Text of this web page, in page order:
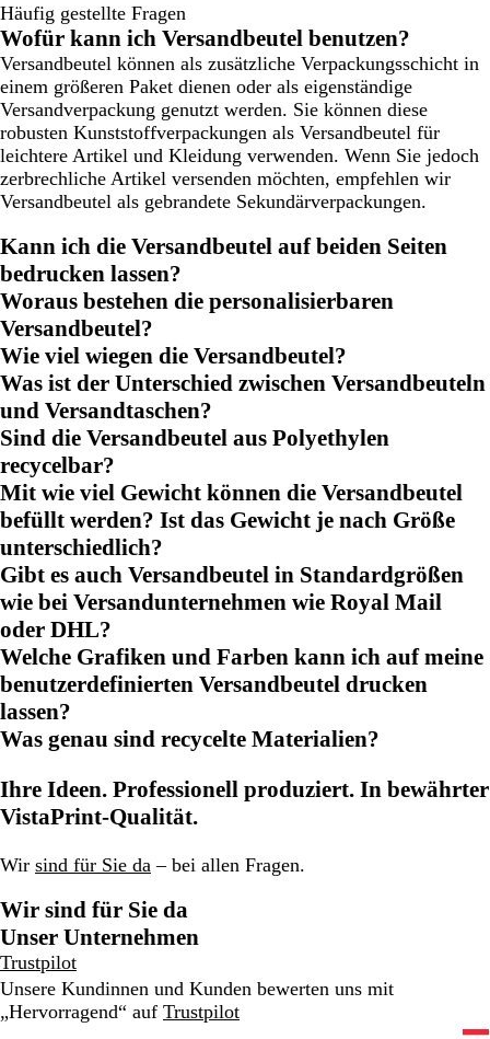
Häufig gestellte Fragen
Wofür kann ich Versandbeutel benutzen?
Versandbeutel können als zusätzliche Verpackungsschicht in
einem größeren Paket dienen oder als eigenständige
Versandverpackung genutzt werden. Sie können diese
robusten Kunststoffverpackungen als Versandbeutel für
leichtere Artikel und Kleidung verwenden. Wenn Sie jedoch
zerbrechliche Artikel versenden möchten, empfehlen wir
Versandbeutel als gebrandete Sekundärverpackungen.
Kann ich die Versandbeutel auf beiden Seiten
bedrucken lassen?
Woraus bestehen die personalisierbaren
Versandbeutel?
Wie viel wiegen die Versandbeutel?
Was ist der Unterschied zwischen Versandbeuteln
und Versandtaschen?
Sind die Versandbeutel aus Polyethylen
recycelbar?
Mit wie viel Gewicht können die Versandbeutel
befüllt werden? Ist das Gewicht je nach Größe
unterschiedlich?
Gibt es auch Versandbeutel in Standardgrößen
wie bei Versandunternehmen wie Royal Mail
oder DHL?
Welche Grafiken und Farben kann ich auf meine
benutzerdefinierten Versandbeutel drucken
lassen?
Was genau sind recycelte Materialien?
Ihre Ideen. Professionell produziert. In bewährter
VistaPrint-Qualität.
Wir sind für Sie da – bei allen Fragen.
Wir sind für Sie da
Unser Unternehmen
Trustpilot
Unsere Kundinnen und Kunden bewerten uns mit
„Hervorragend“ auf Trustpilot